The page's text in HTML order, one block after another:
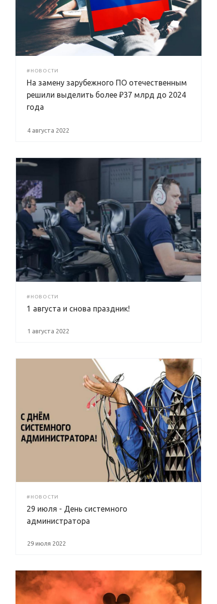
#НОВОСТИ
На замену зарубежного ПО отечественным
решили выделить более ₽37 млрд до 2024
года
4 августа 2022
#НОВОСТИ
1 августа и снова праздник!
1 августа 2022
#НОВОСТИ
29 июля - День системного
администратора
29 июля 2022